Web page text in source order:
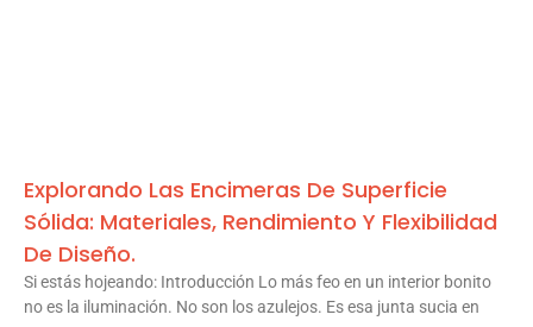
Explorando Las Encimeras De Superficie
Sólida: Materiales, Rendimiento Y Flexibilidad
De Diseño.
Si estás hojeando: Introducción Lo más feo en un interior bonito
no es la iluminación. No son los azulejos. Es esa junta sucia en